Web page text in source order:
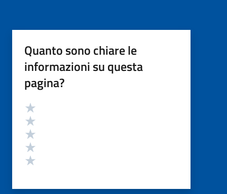
Quanto sono chiare le
informazioni su questa
pagina?
Valutazione